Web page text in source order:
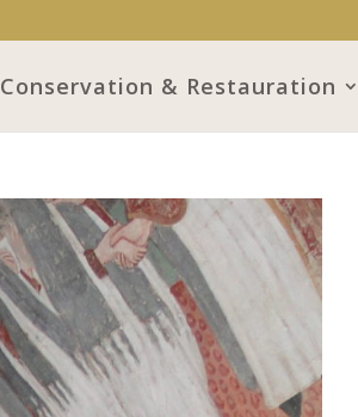
Conservation & Restauration